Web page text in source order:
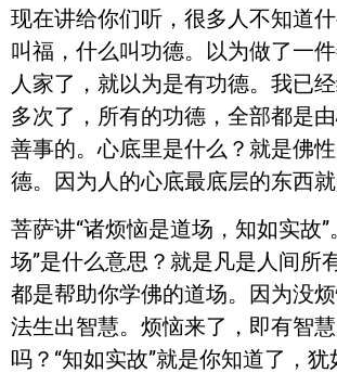
现在讲给你们听，很多人不知道
叫福，什么叫功德。以为做了一
人家了，就以为是有功德。我已
多次了，所有的功德，全部都是
善事的。心底里是什么？就是佛
德。因为人的心底最底层的东西就
菩萨讲“诸烦恼是道场，知如实故”
场”是什么意思？就是凡是人间所
都是帮助你学佛的道场。因为没
法生出智慧。烦恼来了，即有智
吗？“知如实故”就是你知道了，